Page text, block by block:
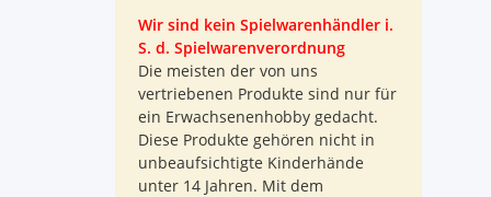
Wir sind kein Spielwarenhändler i.
S. d. Spielwarenverordnung
Die meisten der von uns
vertriebenen Produkte sind nur für
ein Erwachsenenhobby gedacht.
Diese Produkte gehören nicht in
unbeaufsichtigte Kinderhände
unter 14 Jahren. Mit dem